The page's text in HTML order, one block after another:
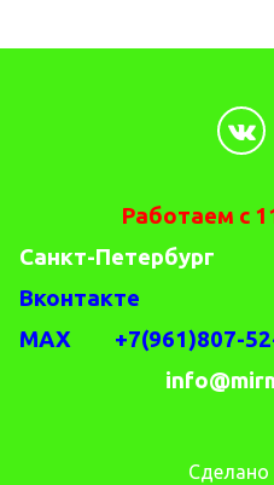
Работаем с
Санкт-Петербург
Вконтакте
MAX +7(961)807-
Сделано